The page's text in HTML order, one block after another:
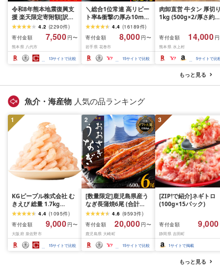
令和8年熊本地震復興支
援 楽天限定寄附額[訳あ
り]牛タン 500g〜2kg 肉
牛肉 訳あり 牛タン 冷凍
小分け 厚切り 薄切り 食
べ比べ 500g 1kg 1.5kg
2kg 牛 人気 ビーフ 牛た
ん ふるさと納税 ランキ
4.2 (2290件)
寄付金額
7,500 円〜
熊本県 八代市
13サイトで比較
＼総合1位常連 高リピー
ト率&衝撃の厚み10mm
厚切り牛タン 塩味/ ≪ス
ピード発送!!10営業日以
内発送≫ 選べる内容量
500g / 1kg 定期便 毎月
届く 牛肉 肉 BBQ ふるさ
と 人気 ランキング 岩手
4.4 (16189件)
寄付金額
8,000 円〜
岩手県 花巻市
15サイトで比較
肉卸直営 牛タン 厚切
1kg (500g×2/厚さ約
牛肉 焼肉 冷凍 スライ
業務用 バーベキュー
BBQ おつまみ ギフト
祝い お中元 夏ギフト
寄付金額 14,000
熊本県 水上村
5サイトで比
もっと見る
魚介・海産物 人気の品ランキング
1
KGピープル株式会社 む
きえび 総量 1.7kg
(850g×2P) 特大 5Lサイ
ズ バナメイエビ バラ凍
結 下処理不要 サイズ不
揃い 訳あり
4.4 (1095件)
寄付金額
9,000 円〜
大阪府 泉佐野市
15サイトで比較
2
[数量限定]鹿児島県産う
なぎ長蒲焼6尾 (合計
600g以上)4.6 (9593件)
寄付金額
20,000 円〜
鹿児島県 大崎町
15サイトで比較
3
[ZIP!で紹介]ネギトロ
(100g×15パック)
寄付金額 9,000
静岡県 吉田町
1サイトで掲載
もっと見る